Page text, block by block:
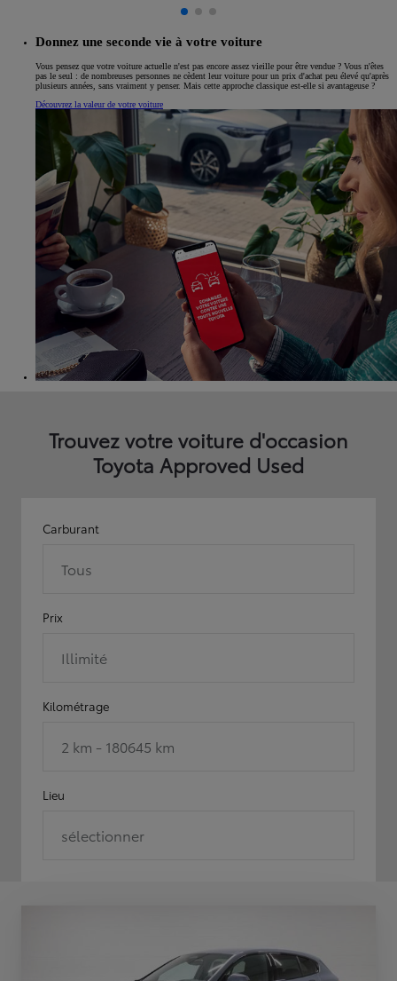
Donnez une seconde vie à votre voiture
Vous pensez que votre voiture actuelle n'est pas encore assez vieille pour être vendue ? Vous n'êtes
pas le seul : de nombreuses personnes ne cèdent leur voiture pour un prix d'achat peu élevé qu'après
plusieurs années, sans vraiment y penser. Mais cette approche classique est-elle si avantageuse ?
Découvrez la valeur de votre voiture
Trouvez votre voiture d'occasion
Toyota Approved Used
Carburant
Tous
Prix
Illimité
Kilométrage
2 km - 180645 km
Lieu
sélectionner